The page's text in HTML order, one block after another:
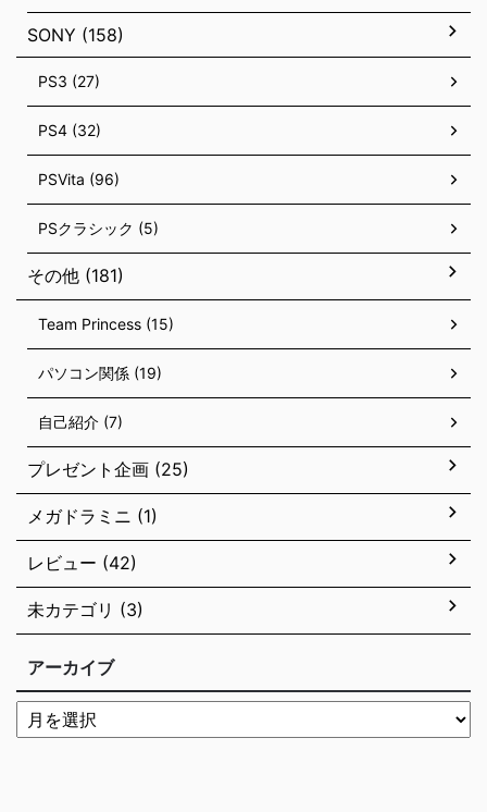
SONY (158)
PS3 (27)
PS4 (32)
PSVita (96)
PSクラシック (5)
その他 (181)
Team Princess (15)
パソコン関係 (19)
自己紹介 (7)
プレゼント企画 (25)
メガドラミニ (1)
レビュー (42)
未カテゴリ (3)
アーカイブ